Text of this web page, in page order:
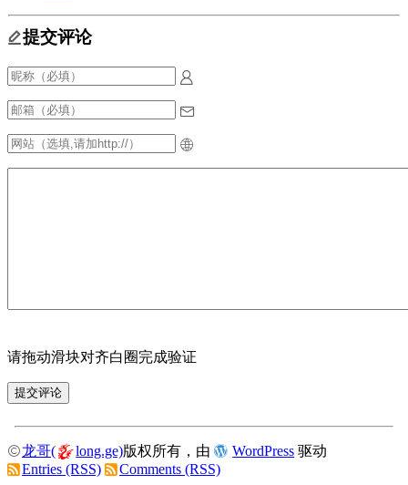
提交评论
请拖动滑块对齐白圈完成验证
龙哥( long.ge)版权所有，由 WordPress 驱动
Entries (RSS)
Comments (RSS)